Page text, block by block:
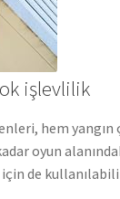
işlevlilik
hem yangın
oyun
için de